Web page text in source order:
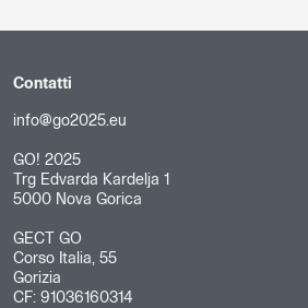
Contatti
info@go2025.eu
GO! 2025
Trg Edvarda Kardelja 1
5000 Nova Gorica
GECT GO
Corso Italia, 55
Gorizia
CF: 91036160314